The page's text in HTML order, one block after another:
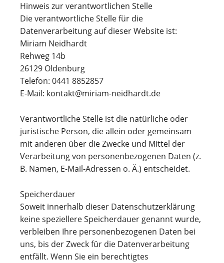
Hinweis zur verantwortlichen Stelle
Die verantwortliche Stelle für die
Datenverarbeitung auf dieser Website ist:
Miriam Neidhardt
Rehweg 14b
26129 Oldenburg
Telefon: 0441 8852857
E-Mail: kontakt@miriam-neidhardt.de
Verantwortliche Stelle ist die natürliche oder
juristische Person, die allein oder gemeinsam
mit anderen über die Zwecke und Mittel der
Verarbeitung von personenbezogenen Daten (z.
B. Namen, E-Mail-Adressen o. Ä.) entscheidet.
Speicherdauer
Soweit innerhalb dieser Datenschutzerklärung
keine speziellere Speicherdauer genannt wurde,
verbleiben Ihre personenbezogenen Daten bei
uns, bis der Zweck für die Datenverarbeitung
entfällt. Wenn Sie ein berechtigtes